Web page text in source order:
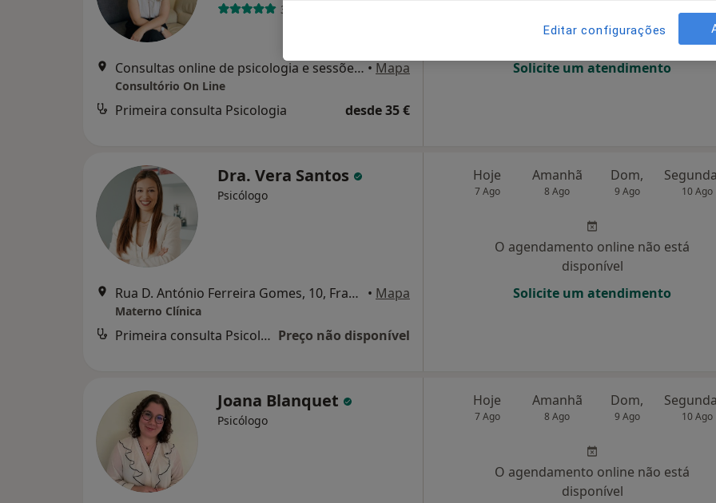
35 opiniões
Consultas online de psicologia e sessões online de coaching, Alfena • Mapa
Consultório On Line
Primeira consulta Psicologia desde 35 €
O agendamento online não está
disponível
Solicite um atendimento
Dra. Vera Santos
Psicólogo
Rua D. António Ferreira Gomes, 10, Fração R, Ermesinde • Mapa
Materno Clínica
Primeira consulta Psicologia Preço não disponível
Hoje
7 Ago
Amanhã
8 Ago
Dom,
9 Ago 10 Ago
O agendamento online não está
disponível
Solicite um atendimento
Joana Blanquet
Psicólogo
Hoje
7 Ago
Amanhã
8 Ago
Dom,
9 Ago 10 Ago
O agendamento online não está
disponível
Editar configurações